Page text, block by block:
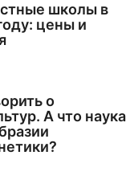
школы в
цены и
о
А что наука